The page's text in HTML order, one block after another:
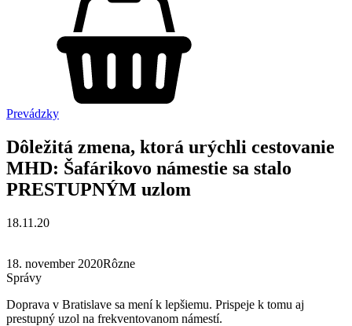
Prevádzky
Dôležitá zmena, ktorá urýchli cestovanie
MHD: Šafárikovo námestie sa stalo
PRESTUPNÝM uzlom
18.11.20
18. november 2020Rôzne
Správy
Doprava v Bratislave sa mení k lepšiemu. Prispeje k tomu aj
prestupný uzol na frekventovanom námestí.